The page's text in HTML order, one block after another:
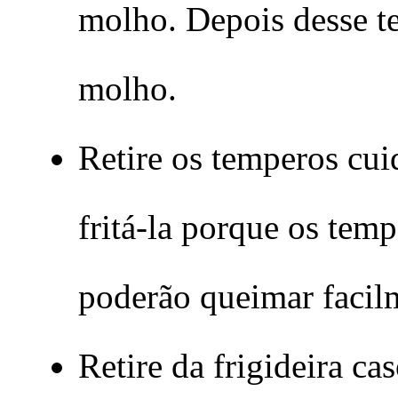
molho. Depois desse
molho.
Retire os temperos
fritá-la porque os
poderão queimar
Retire da frigideira